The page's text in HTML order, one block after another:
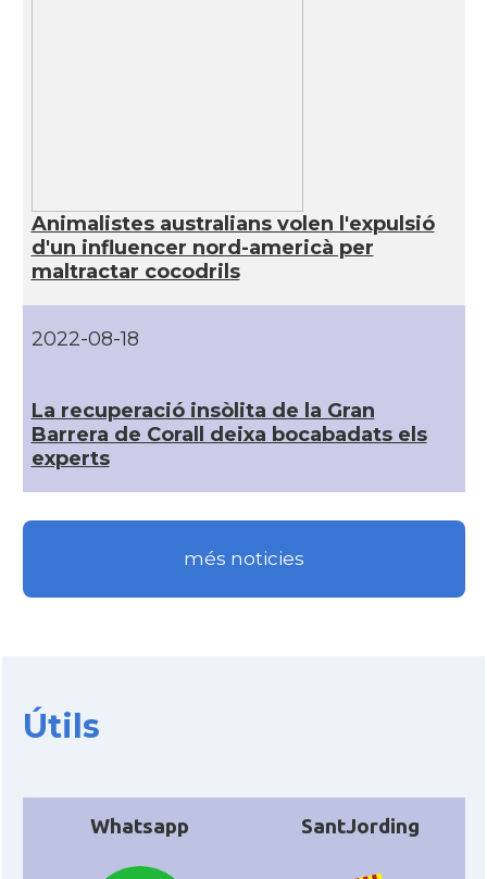
Animalistes australians volen l'expulsió
d'un influencer nord-americà per
maltractar cocodrils
2022-08-18
La recuperació insòlita de la Gran
Barrera de Corall deixa bocabadats els
experts
més noticies
Útils
Whatsapp SantJording